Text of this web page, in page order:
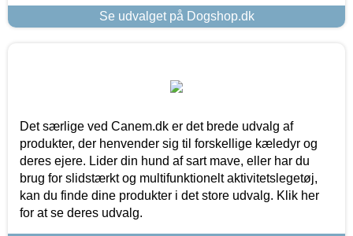
Se udvalget på Dogshop.dk
Det særlige ved Canem.dk er det brede udvalg af
produkter, der henvender sig til forskellige kæledyr og
deres ejere. Lider din hund af sart mave, eller har du
brug for slidstærkt og multifunktionelt aktivitetslegetøj,
kan du finde dine produkter i det store udvalg. Klik her
for at se deres udvalg.